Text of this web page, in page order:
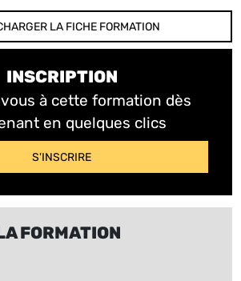
LA FICHE FORMATION
INSCRIPTION
à cette formation dès
en quelques clics
S'INSCRIRE
FORMATION